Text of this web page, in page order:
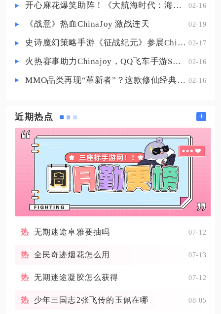
到达二级，在线上换血过程中拥有
更好的血量优势，暗信的普攻和二
开心麻花爆笑助阵！《大航海时代：海上霸主》亮相China Joy 02-16
《战意》热血ChinaJoy 激战连天 02-19
史诗魔幻策略手游《征战纪元》参展ChinaJoy，SLG与放置融合玩法来袭 02-17
火热赛事助力Chinajoy，QQ飞车手游S联赛明星挑战赛8月1日打响！ 02-16
MMO品类再现“革新者”？这款修仙经典IP产品在尝试破局 02-16
近期热点 +
无期迷途卓雅要抽吗 07-12
全民奇迹烟花怎么用 07-13
无期迷途凝胶怎么获得 07-12
少年三国志2张飞传的玉佩在哪 08-05